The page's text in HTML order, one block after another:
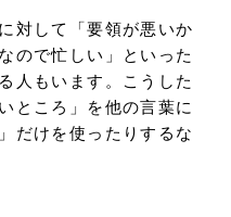
対して「要領が悪いか
ので忙しい」といった
人もいます。こうした
ところ」を他の言葉に
だけを使ったりするな